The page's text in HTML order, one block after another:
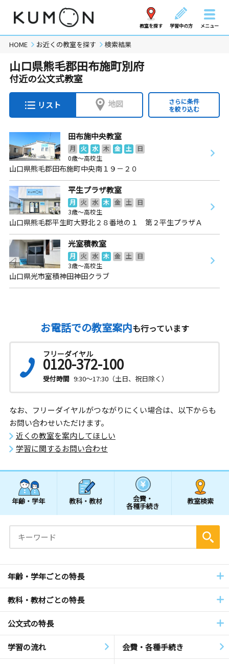
教室を探す 学習中の方 メニュー
HOME お近くの教室を探す 検索結果
山口県熊毛郡田布施町別府
付近の公文式教室
リスト 地図
さらに条件
を絞り込む
田布施中央教室
月 火 水 木 金 土
日
0歳～高校生
山口県熊毛郡田布施町中央南１９－２０
平生プラザ教室
月 火 水 木 金 土
日
3歳～高校生
山口県熊毛郡平生町大野北２８番地の１ 第２平生プラザＡ
光室積教室
月 火 水 木 金 土
日
3歳～高校生
山口県光市室積神田神田クラブ
お電話での教室案内も行っています
フリーダイヤル
0120-372-100
受付時間 9:30～17:30（土日、祝日除く）
なお、フリーダイヤルがつながりにくい場合は、以下からも
お問い合わせいただけます。
近くの教室を案内してほしい
学習に関するお問い合わせ
年齢・学年 教科・教材 会費・
各種手続き
教室検索
年齢・学年ごとの特長
教科・教材ごとの特長
公文式の特長
学習の流れ 会費・各種手続き